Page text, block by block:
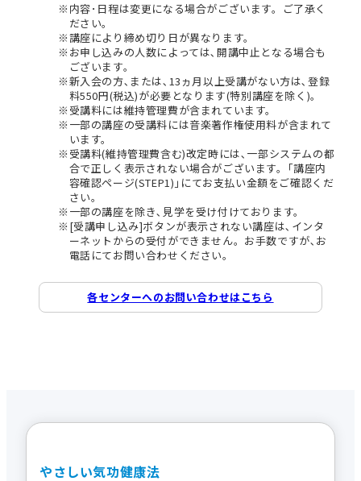
内容･日程は変更になる場合がございます。ご了承く
ださい。
講座により締め切り日が異なります。
お申し込みの人数によっては､開講中止となる場合も
ございます。
新入会の方､または､13ヵ月以上受講がない方は､登録
料550円(税込)が必要となります(特別講座を除く)。
受講料には維持管理費が含まれています。
一部の講座の受講料には音楽著作権使用料が含まれて
います。
受講料(維持管理費含む)改定時には､一部システムの都
合で正しく表示されない場合がございます。｢講座内
容確認ページ(STEP1)｣にてお支払い金額をご確認くだ
さい。
一部の講座を除き､見学を受け付けております。
[受講申し込み]ボタンが表示されない講座は､インタ
ーネットからの受付ができません。お手数ですが､お
電話にてお問い合わせください。
各センターへのお問い合わせはこちら
やさしい気功健康法